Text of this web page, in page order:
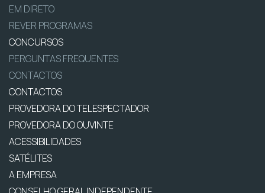
EM DIRETO
REVER PROGRAMAS
CONCURSOS
PERGUNTAS FREQUENTES
CONTACTOS
CONTACTOS
PROVEDORA DO TELESPECTADOR
PROVEDORA DO OUVINTE
ACESSIBILIDADES
SATÉLITES
A EMPRESA